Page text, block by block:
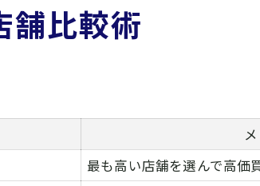
のための着眼点
スマホ買取の秘訣
買取が有利な理由
渉テクニック
買取方法徹底解説
舗比較術
最も高い店舗を選んで高価